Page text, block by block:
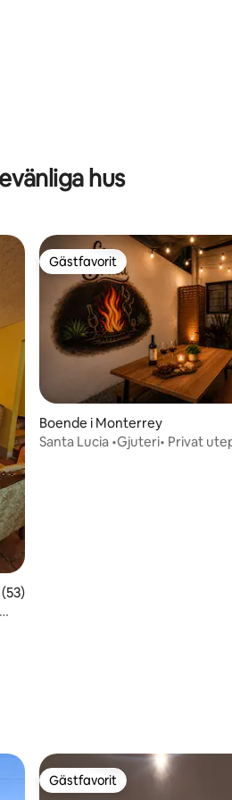
hus
5 i genomsnittligt betyg, 53
Gästfavorit
Gästfavorit
Boende i Monterrey
Santa Lucia •Gjuteri• Privat
Gästfavorit
Gästfavorit